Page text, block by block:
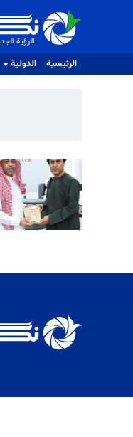
الرؤية الجديدة
الرؤية
الرئيسية الدولية